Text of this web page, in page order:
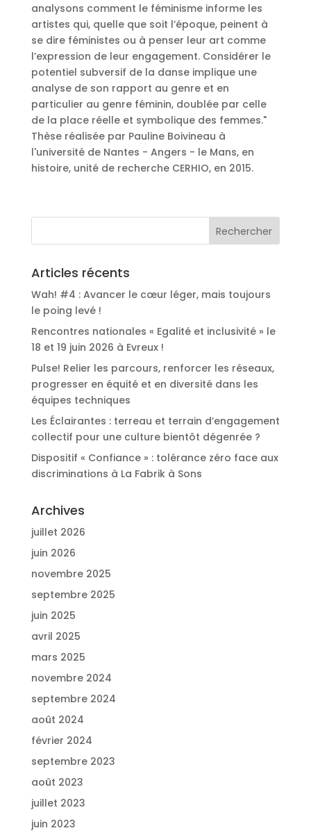
analysons comment le féminisme informe les
artistes qui, quelle que soit l’époque, peinent à
se dire féministes ou à penser leur art comme
l’expression de leur engagement. Considérer le
potentiel subversif de la danse implique une
analyse de son rapport au genre et en
particulier au genre féminin, doublée par celle
de la place réelle et symbolique des femmes."
Thèse réalisée par Pauline Boivineau à
l'université de Nantes - Angers - le Mans, en
histoire, unité de recherche CERHIO, en 2015.
Articles récents
Wah! #4 : Avancer le cœur léger, mais toujours
le poing levé !
Rencontres nationales « Egalité et inclusivité » le
18 et 19 juin 2026 à Evreux !
Pulse! Relier les parcours, renforcer les réseaux,
progresser en équité et en diversité dans les
équipes techniques
Les Éclairantes : terreau et terrain d’engagement
collectif pour une culture bientôt dégenrée ?
Dispositif « Confiance » : tolérance zéro face aux
discriminations à La Fabrik à Sons
Archives
juillet 2026
juin 2026
novembre 2025
septembre 2025
juin 2025
avril 2025
mars 2025
novembre 2024
septembre 2024
août 2024
février 2024
septembre 2023
août 2023
juillet 2023
juin 2023